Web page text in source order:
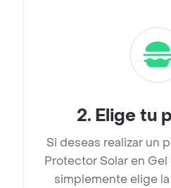
2. Elige tu
Si deseas realizar un
Protector Solar en
simplemente elige